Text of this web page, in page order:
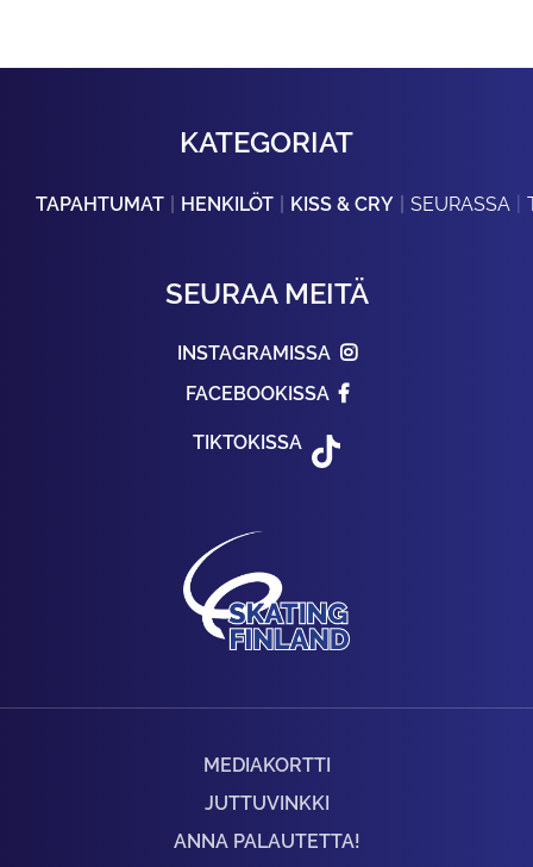
KATEGORIAT
TAPAHTUMAT HENKILÖT KISS & CRY SEURASSA
SEURAA MEITÄ
INSTAGRAMISSA
FACEBOOKISSA
TIKTOKISSA
MEDIAKORTTI
JUTTUVINKKI
ANNA PALAUTETTA!